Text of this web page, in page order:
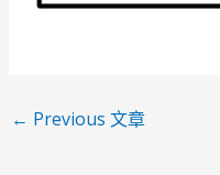
← Previous 文章